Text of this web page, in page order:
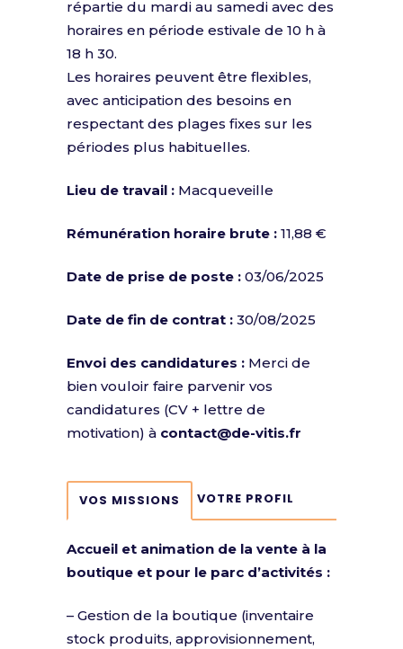
répartie du mardi au samedi avec des
horaires en période estivale de 10 h à
18 h 30.
Les horaires peuvent être flexibles,
avec anticipation des besoins en
respectant des plages fixes sur les
périodes plus habituelles.
Lieu de travail : Macqueveille
Rémunération horaire brute : 11,88 €
Date de prise de poste : 03/06/2025
Date de fin de contrat : 30/08/2025
Envoi des candidatures : Merci de
bien vouloir faire parvenir vos
candidatures (CV + lettre de
motivation) à contact@de-vitis.fr
VOS MISSIONS VOTRE PROFIL
Accueil et animation de la vente à la
boutique et pour le parc d’activités :
– Gestion de la boutique (inventaire
stock produits, approvisionnement,